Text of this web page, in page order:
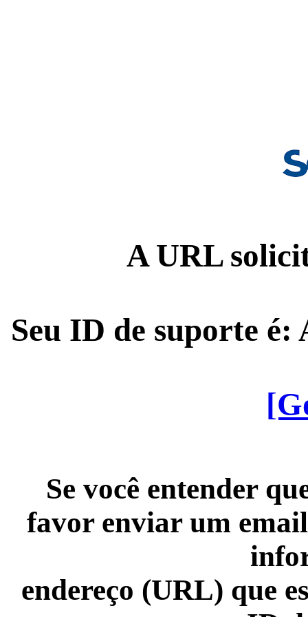
A URL
Seu ID de suporte é:
Se você entender
favor enviar um
endereço (URL) que